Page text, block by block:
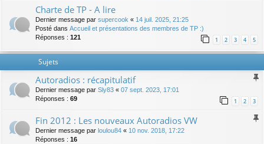
Charte de TP - A lire
Dernier message par supercook « 14 juil. 2025, 21:25
Posté dans Accueil et présentations des membres de TP :)
Réponses : 121 1 2 3 4 5
Sujets
Autoradios : récapitulatif
Dernier message par Sly83 « 07 sept. 2023, 17:01
Réponses : 69 1 2 3
Fin 2012 : Les nouveaux Autoradios VW
Dernier message par loulou84 « 10 nov. 2018, 17:22
Réponses : 16